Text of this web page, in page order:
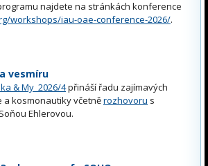
najdete na stránkách konference
workshops/iau-oae-conference-2026/.
vesmíru
& My 2026/4přináší řadu zajímavých
a kosmonautiky včetněrozhovoru s
Ehlerovou.